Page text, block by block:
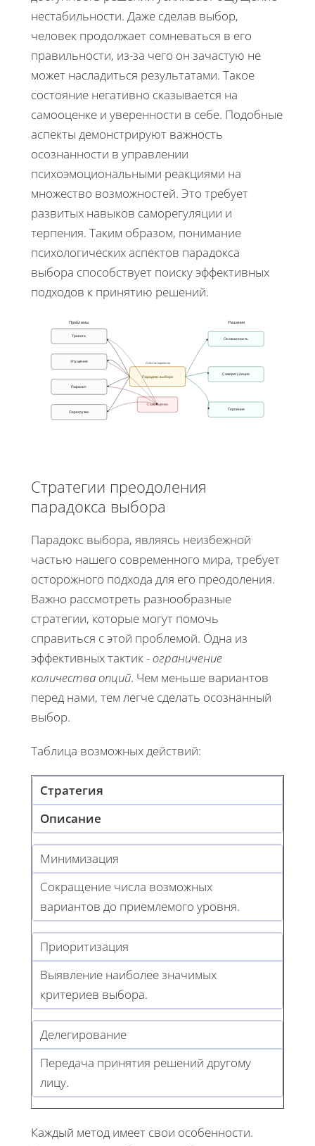
нестабильности. Даже сделав выбор,
человек продолжает сомневаться в его
правильности, из-за чего он зачастую не
может насладиться результатами. Такое
состояние негативно сказывается на
самооценке и уверенности в себе. Подобные
аспекты демонстрируют важность
осознанности в управлении
психоэмоциональными реакциями на
множество возможностей. Это требует
развитых навыков саморегуляции и
терпения. Таким образом, понимание
психологических аспектов парадокса
выбора способствует поиску эффективных
подходов к принятию решений.
Проблемы Решения
Тревога
Упущение
Паралич
Перегрузка
Осознанность
Саморегуляция
Терпение
Парадокс выбора
Самооценка
Избыток вариантов
Стратегии преодоления
парадокса выбора
Парадокс выбора, являясь неизбежной
частью нашего современного мира, требует
осторожного подхода для его преодоления.
Важно рассмотреть разнообразные
стратегии, которые могут помочь
справиться с этой проблемой. Одна из
эффективных тактик -ограничение
количества опций. Чем меньше вариантов
перед нами, тем легче сделать осознанный
выбор.
Таблица возможных действий:
Стратегия
Описание
Минимизация
Сокращение числа возможных
вариантов до приемлемого уровня.
Приоритизация
Выявление наиболее значимых
критериев выбора.
Делегирование
Передача принятия решений другому
лицу.
Каждый метод имеет свои особенности.